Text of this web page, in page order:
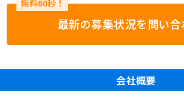
最新の募集状況を問い合
会社概要